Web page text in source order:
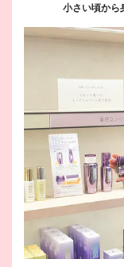
小さい頃から